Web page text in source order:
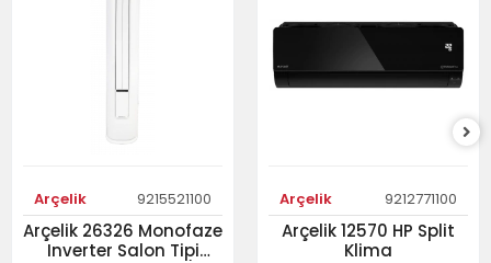
Arçelik 9215521100
Arçelik 26326 Monofaze
Inverter Salon Tipi
Arçelik 9212771100
Arçelik 12570 HP Split
Klima